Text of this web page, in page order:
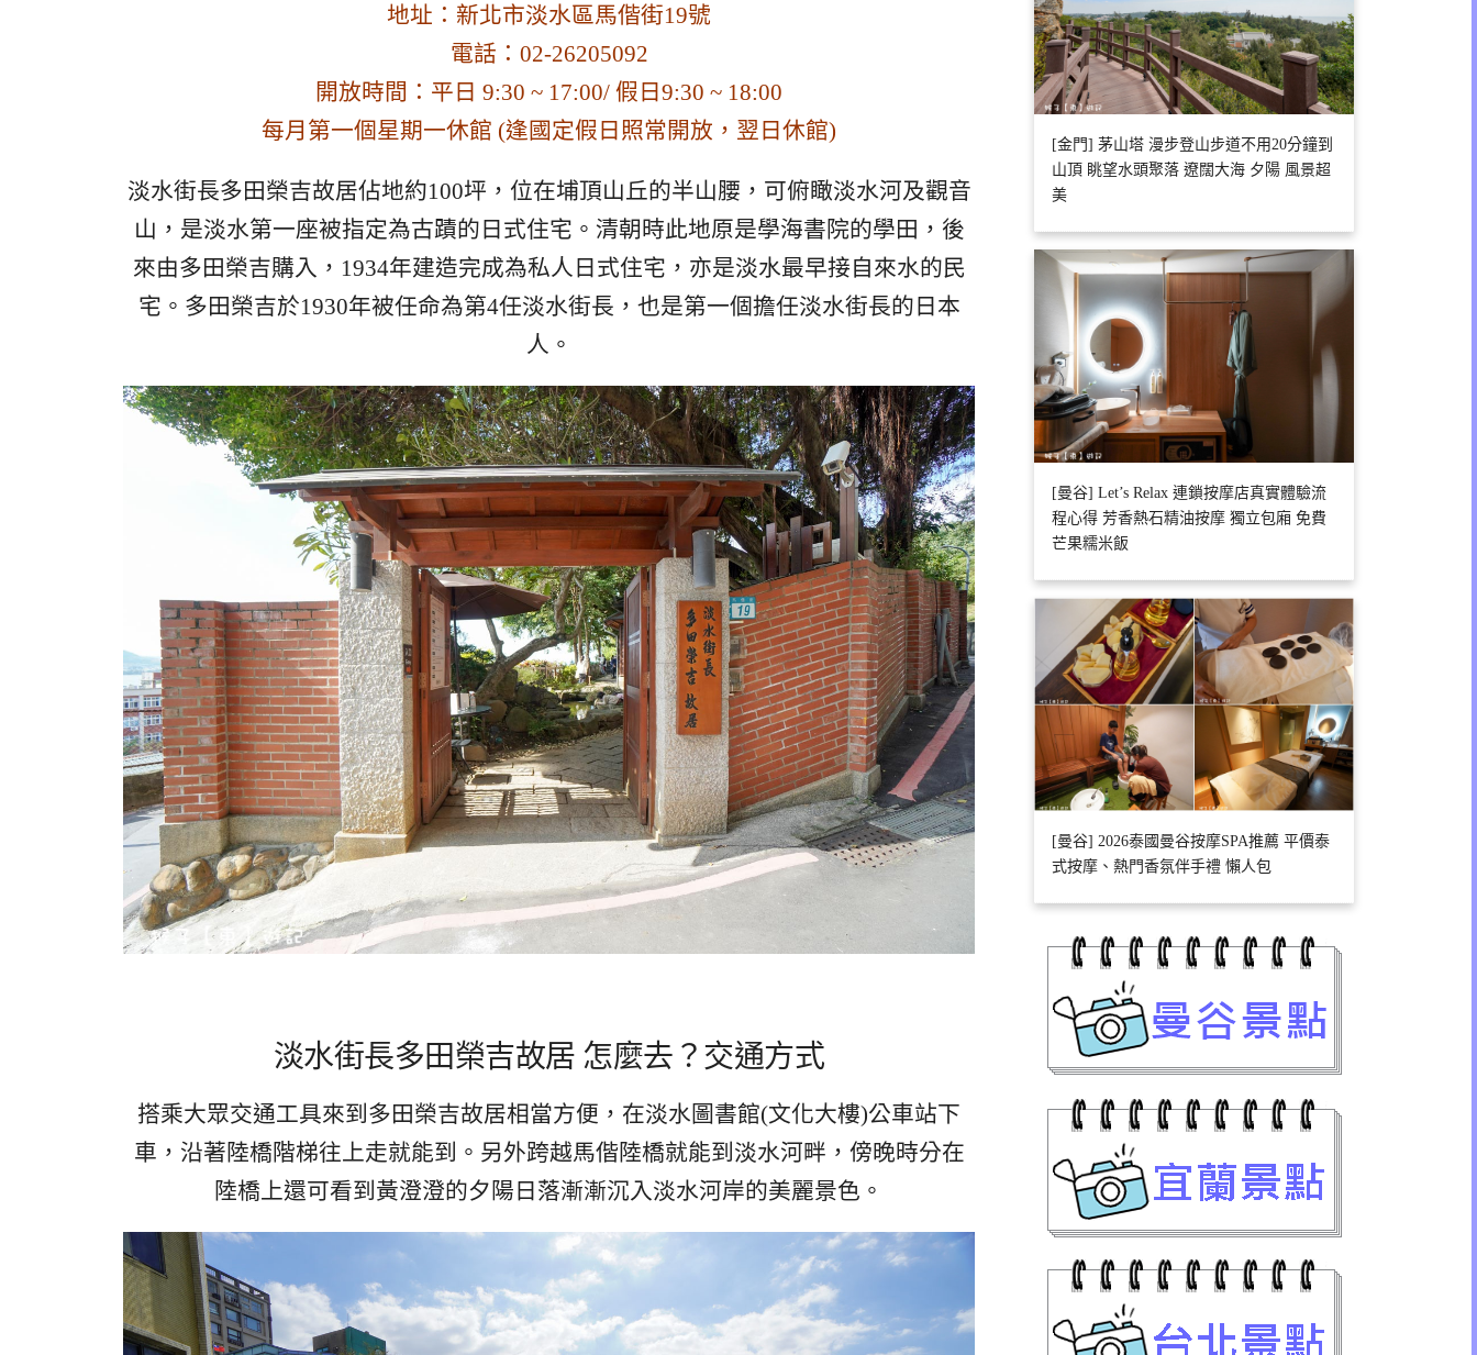
地址：新北市淡水區馬偕街19號
電話：02-26205092
開放時間：平日 9:30 ~ 17:00/ 假日9:30 ~ 18:00
每月第一個星期一休館 (逢國定假日照常開放，翌日休館)
淡水街長多田榮吉故居佔地約100坪，位在埔頂山丘的半山腰，可俯瞰淡水河及觀音
山，是淡水第一座被指定為古蹟的日式住宅。清朝時此地原是學海書院的學田，後
來由多田榮吉購入，1934年建造完成為私人日式住宅，亦是淡水最早接自來水的民
宅。多田榮吉於1930年被任命為第4任淡水街長，也是第一個擔任淡水街長的日本
人。
淡水街長多田榮吉故居 怎麼去？交通方式
搭乘大眾交通工具來到多田榮吉故居相當方便，在淡水圖書館(文化大樓)公車站下
車，沿著陸橋階梯往上走就能到。另外跨越馬偕陸橋就能到淡水河畔，傍晚時分在
陸橋上還可看到黃澄澄的夕陽日落漸漸沉入淡水河岸的美麗景色。
[金門] 茅山塔 漫步登山步道不用20分鐘到
山頂 眺望水頭聚落 遼闊大海 夕陽 風景超
美
[曼谷] Let’s Relax 連鎖按摩店真實體驗流
程心得 芳香熱石精油按摩 獨立包廂 免費
芒果糯米飯
[曼谷] 2026泰國曼谷按摩SPA推薦 平價泰
式按摩、熱門香氛伴手禮 懶人包